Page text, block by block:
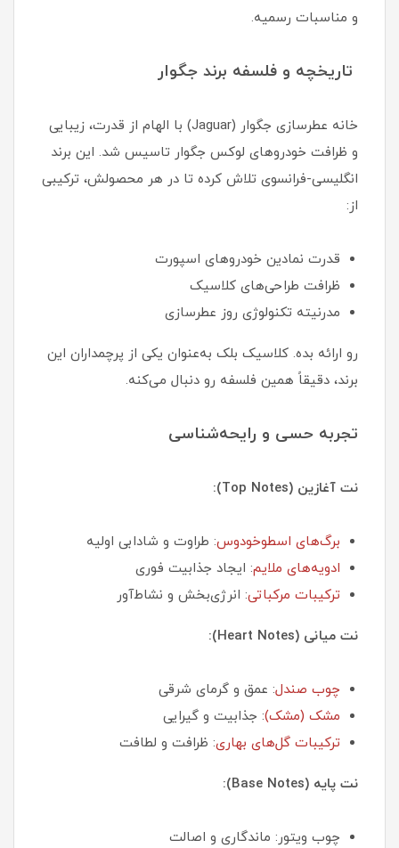
و مناسبات رسمیه.
تاریخچه و فلسفه برند جگوار
خانه عطرسازی جگوار (Jaguar) با الهام از قدرت، زیبایی
و ظرافت خودروهای لوکس جگوار تاسیس شد. این برند
انگلیسی-فرانسوی تلاش کرده تا در هر محصولش، ترکیبی
از:
قدرت نمادین خودروهای اسپورت
ظرافت طراحی‌های کلاسیک
مدرنیته‌ تکنولوژی روز عطرسازی
رو ارائه بده. کلاسیک بلک به‌عنوان یکی از پرچمداران این
برند، دقیقاً همین فلسفه رو دنبال می‌کنه.
تجربه حسی و رایحه‌شناسی
نت آغازین (Top Notes):
برگ‌های اسطوخودوس: طراوت و شادابی اولیه
ادویه‌های ملایم: ایجاد جذابیت فوری
ترکیبات مرکباتی: انرژی‌بخش و نشاط‌آور
نت میانی (Heart Notes):
چوب صندل: عمق و گرمای شرقی
مشک (مشک): جذابیت و گیرایی
ترکیبات گل‌های بهاری: ظرافت و لطافت
نت پایه (Base Notes):
چوب ویتور: ماندگاری و اصالت